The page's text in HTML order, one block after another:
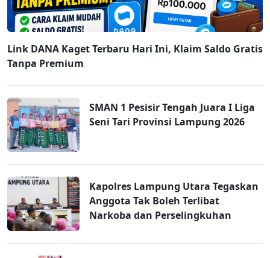
Link DANA Kaget Terbaru Hari Ini, Klaim Saldo Gratis
Tanpa Premium
SMAN 1 Pesisir Tengah Juara I Liga
Seni Tari Provinsi Lampung 2026
Kapolres Lampung Utara Tegaskan
Anggota Tak Boleh Terlibat
Narkoba dan Perselingkuhan